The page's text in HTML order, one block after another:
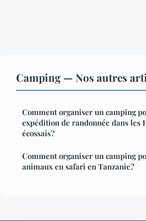
Camping — Nos autres
Comment organiser un camping
expédition de randonnée dans les
écossais?
Comment organiser un camping
animaux en safari en Tanzanie?